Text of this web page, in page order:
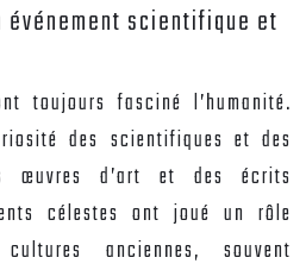
scientifique et
toujours fasciné l’humanité.
des scientifiques et des
œuvres d’art et des écrits
célestes ont joué un rôle
anciennes, souvent